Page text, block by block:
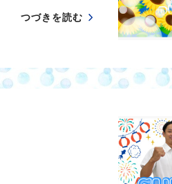
つづきを読む